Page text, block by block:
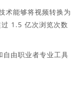
能够将视频转换为
1.5 亿次浏览次数
由职业者专业工具